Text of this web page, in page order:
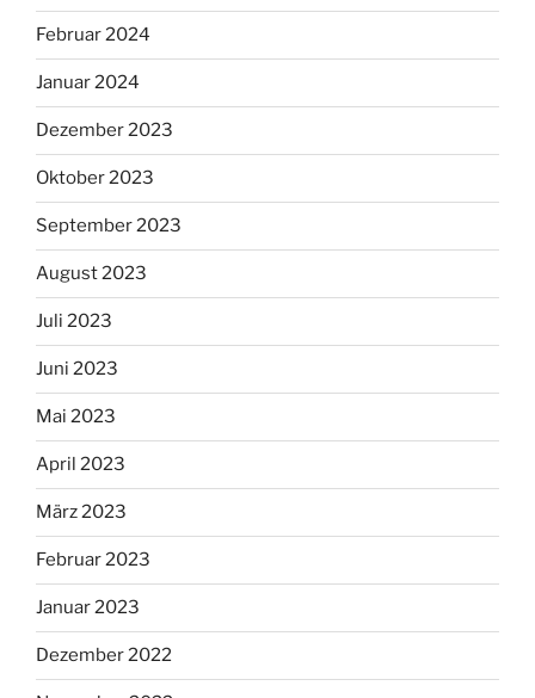
Februar 2024
Januar 2024
Dezember 2023
Oktober 2023
September 2023
August 2023
Juli 2023
Juni 2023
Mai 2023
April 2023
März 2023
Februar 2023
Januar 2023
Dezember 2022